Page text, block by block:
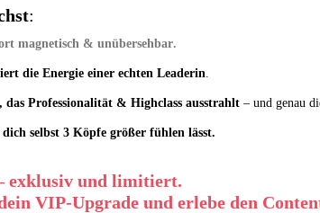
:
magnetisch & unübersehbar.
die Energie einer echten Leaderin.
das Professionalität & Highclass ausstrahlt – und genau
selbst 3 Köpfe größer fühlen lässt.
exklusiv und limitiert.
VIP-Upgrade und erlebe den